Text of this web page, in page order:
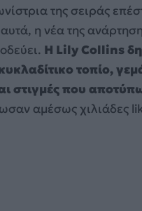
της σειράς
η νέα της
Η Lily Collins
τοπίο,
στιγμές που
αμέσως χιλιάδες